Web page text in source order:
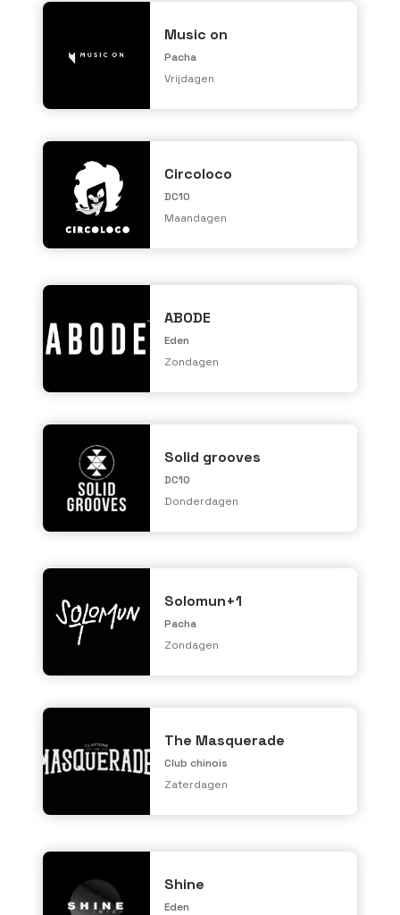
Music on
Pacha
Vrijdagen
Circoloco
DC10
Maandagen
ABODE
Eden
Zondagen
Solid grooves
DC10
Donderdagen
Solomun+1
Pacha
Zondagen
The Masquerade
Club chinois
Zaterdagen
Shine
Eden